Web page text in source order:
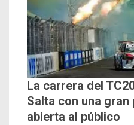
La carrera del
Salta con una
abierta al público